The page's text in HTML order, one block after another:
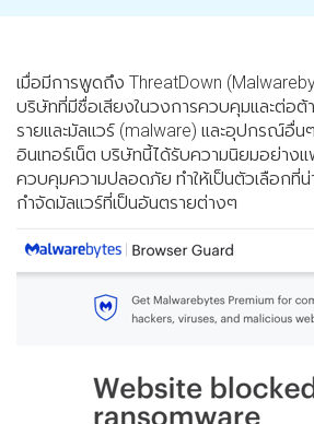
เมื่อมีการพูดถึง ThreatDown
บริษัทที่มีชื่อเสียงในวงการควบคุมและต่อ
รายและมัลแวร์ (malware) และอุปกรณ์อื่น
อินเทอร์เน็ต บริษัทนี้ได้รับความนิยมอย่างแ
ควบคุมความปลอดภัย ทำให้เป็นตัวเลือกที่น่
กำจัดมัลแวร์ที่เป็นอันตรายต่างๆ